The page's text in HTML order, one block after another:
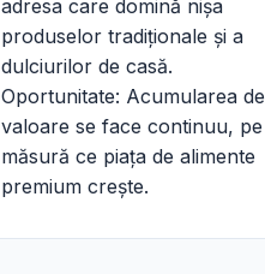
adresa care domină nișa
produselor tradiționale și a
dulciurilor de casă.
Oportunitate: Acumularea de
valoare se face continuu, pe
măsură ce piața de alimente
premium crește.